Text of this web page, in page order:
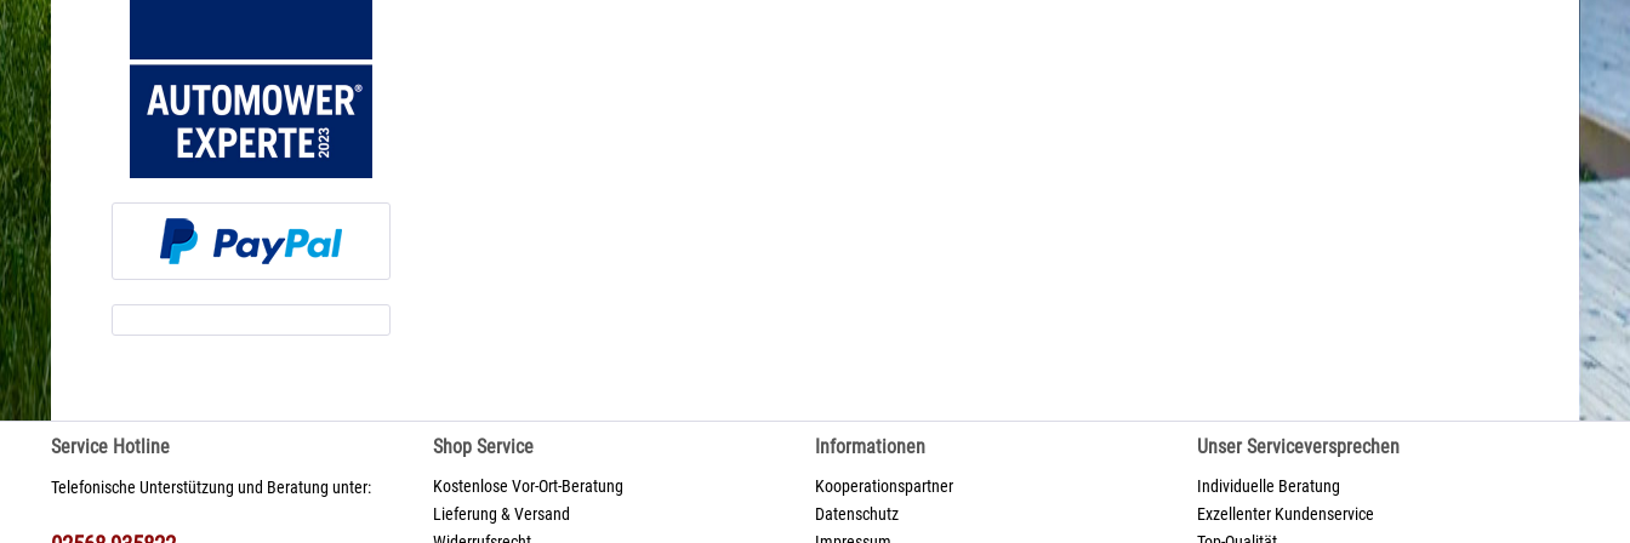
Service Hotline
Telefonische Unterstützung und Beratung unter:
Shop Service
Kostenlose Vor-Ort-Beratung
Lieferung & Versand
Informationen
Kooperationspartner
Datenschutz
Unser Serviceversprechen
Individuelle Beratung
Exzellenter Kundenservice